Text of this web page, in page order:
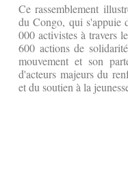
Ce rassemblement
du Congo, qui s'appuie
000 activistes à travers
600 actions de
mouvement et son
d'acteurs majeurs du
et du soutien à la